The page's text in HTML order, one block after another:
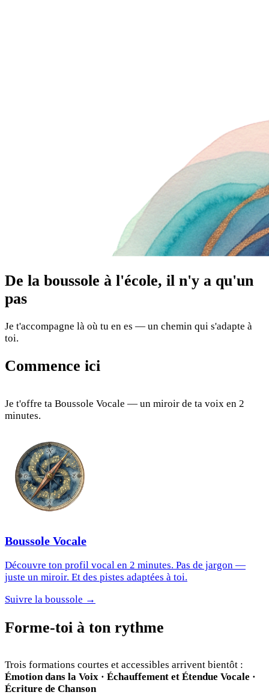
De la boussole à l'école, il n'y a qu'un
pas
Je t'accompagne là où tu en es — un chemin qui s'adapte à
toi.
Commence ici
Je t'offre ta Boussole Vocale — un miroir de ta voix en 2
minutes.
Boussole Vocale
Découvre ton profil vocal en 2 minutes. Pas de jargon —
juste un miroir. Et des pistes adaptées à toi.
Suivre la boussole →
Forme-toi à ton rythme
Trois formations courtes et accessibles arrivent bientôt :
Émotion dans la Voix · Échauffement et Étendue Vocale ·
Écriture de Chanson